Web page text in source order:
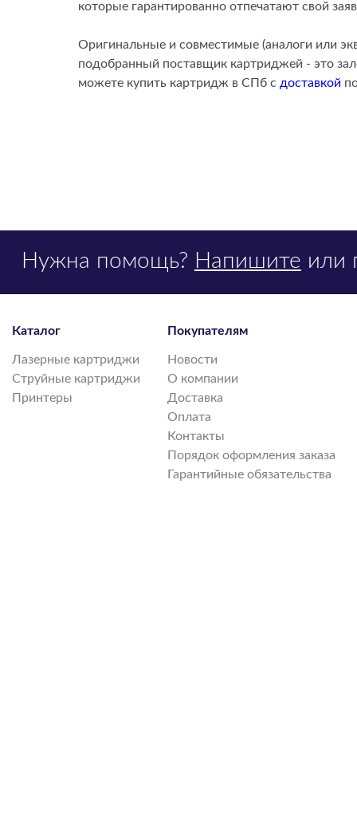
которые гарантированно отпечатают свой
Оригинальные и совместимые (аналоги или
подобранный поставщик картриджей - это
можете купить картридж в СПб с доставкой
Нужна помощь? Напишите или
Каталог
Лазерные картриджи
Струйные картриджи
Принтеры
Покупателям
Новости
О компании
Доставка
Оплата
Контакты
Порядок оформления заказа
Гарантийные обязательства